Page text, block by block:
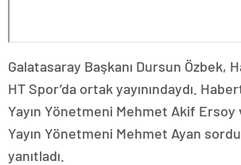
Galatasaray Başkanı Dursun Özbek,
HT Spor’da ortak yayınındaydı.
Yayın Yönetmeni Mehmet Akif Ersoy
Yayın Yönetmeni Mehmet Ayan
yanıtladı.